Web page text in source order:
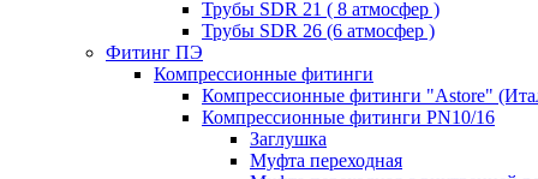
Трубы SDR 21 ( 8 атмосфер )
Трубы SDR 26 (6 атмосфер )
Фитинг ПЭ
Компрессионные фитинги
Компрессионные фитинги "Astore"
Компрессионные фитинги PN10/16
Заглушка
Муфта переходная